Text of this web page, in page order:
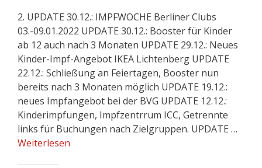
2. UPDATE 30.12.: IMPFWOCHE Berliner Clubs
03.-09.01.2022 UPDATE 30.12.: Booster für Kinder
ab 12 auch nach 3 Monaten UPDATE 29.12.: Neues
Kinder-Impf-Angebot IKEA Lichtenberg UPDATE
22.12.: Schließung an Feiertagen, Booster nun
bereits nach 3 Monaten möglich UPDATE 19.12.:
neues Impfangebot bei der BVG UPDATE 12.12.:
Kinderimpfungen, Impfzentrrum ICC, Getrennte
links für Buchungen nach Zielgruppen. UPDATE …
Weiterlesen